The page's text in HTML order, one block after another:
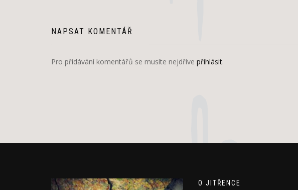
příspěvek
NAPSAT KOMENTÁŘ
Pro přidávání komentářů se musíte nejdříve přihlásit.
O JITŘENCE